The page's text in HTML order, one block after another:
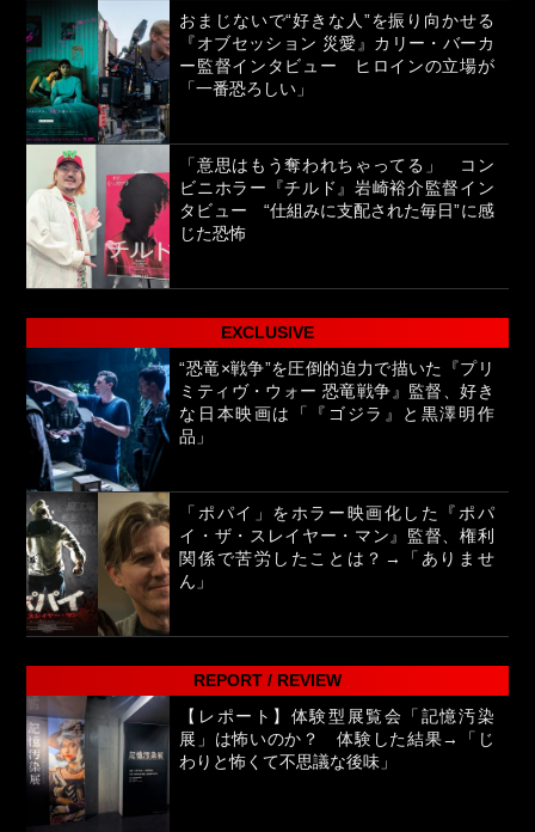
おまじないで“好きな人”を振り向かせる
『オブセッション 災愛』カリー・バーカ
ー監督インタビュー ヒロインの立場が
「一番恐ろしい」
「意思はもう奪われちゃってる」 コン
ビニホラー『チルド』岩崎裕介監督イン
タビュー “仕組みに支配された毎日”に感
じた恐怖
EXCLUSIVE
“恐竜×戦争”を圧倒的迫力で描いた『プリ
ミティヴ・ウォー 恐竜戦争』監督、好き
な日本映画は「『ゴジラ』と黒澤明作
品」
「ポパイ」をホラー映画化した『ポパ
イ・ザ・スレイヤー・マン』監督、権利
関係で苦労したことは？→「ありませ
ん」
REPORT / REVIEW
【レポート】体験型展覧会「記憶汚染
展」は怖いのか？ 体験した結果→「じ
わりと怖くて不思議な後味」